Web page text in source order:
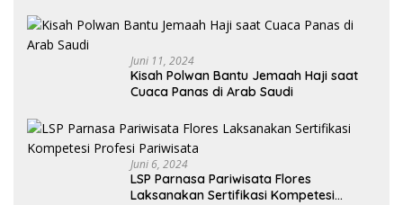
Jaya Tanjung Uncang Kota Batam
Juni 11, 2024
Kisah Polwan Bantu Jemaah Haji saat
Cuaca Panas di Arab Saudi
Juni 6, 2024
LSP Parnasa Pariwisata Flores
Laksanakan Sertifikasi Kompetesi